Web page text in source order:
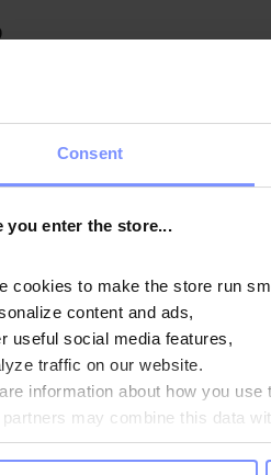
Consent
you enter the store...
cookies to make the store run
content and ads,
useful social media features,
traffic on our website.
information about how you
partners may combine this data
their services. Do you agree?
8,49 EUR
Añadir a
MANTÉNGASE EN
AHORRE DINERO